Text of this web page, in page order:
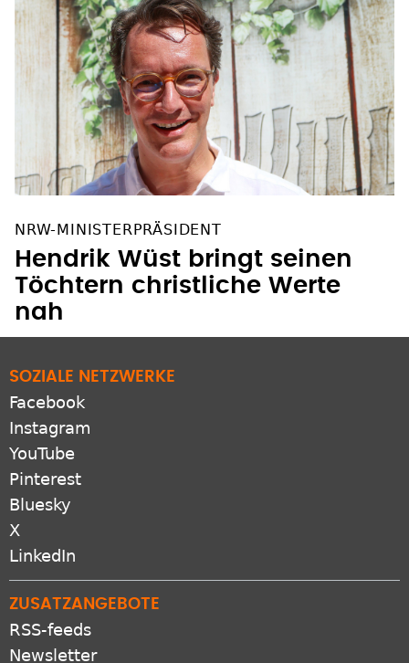
NRW-MINISTERPRÄSIDENT
Hendrik Wüst bringt seinen
Töchtern christliche Werte
nah
SOZIALE NETZWERKE
Facebook
Instagram
YouTube
Pinterest
Bluesky
X
LinkedIn
ZUSATZANGEBOTE
RSS-feeds
Newsletter